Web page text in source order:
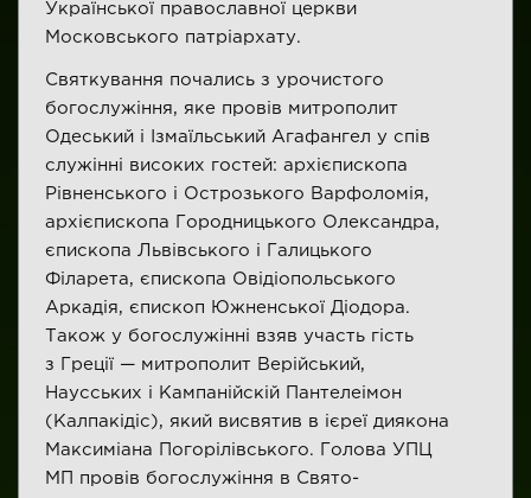
Української православної церкви
Московського патріархату.
Святкування почались з урочистого
богослужіння, яке провів митрополит
Одеський і Ізмаїльський Агафангел у спів
служінні високих гостей: архієпископа
Рівненського і Острозького Варфоломія,
архієпископа Городницького Олександра,
єпископа Львівського і Галицького
Філарета, єпископа Овідіопольського
Аркадія, єпископ Южненської Діодора.
Також у богослужінні взяв участь гість
з Греції — митрополит Верійський,
Наусських і Кампанійскій Пантелеімон
(Калпакідіс), який висвятив в ієреї диякона
Максиміана Погорілівського. Голова УПЦ
МП провів богослужіння в Свято-